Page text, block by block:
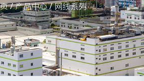
/产品中心/网线系列